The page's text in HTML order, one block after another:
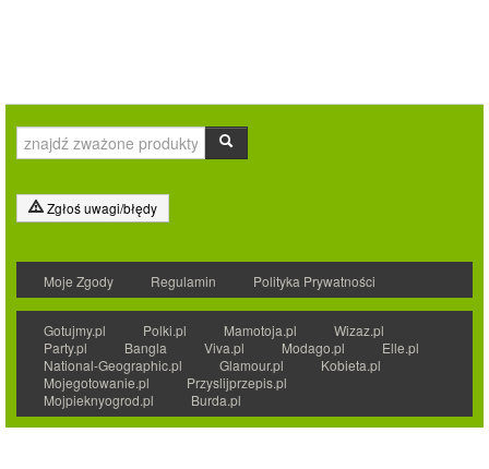
Zgłoś uwagi/błędy
Moje Zgody Regulamin Polityka Prywatności
Gotujmy.pl Polki.pl Mamotoja.pl
Wizaz.pl
Party.pl
Bangla Viva.pl Modago.pl
Elle.pl
National-Geographic.pl
Glamour.pl
Kobieta.pl
Mojegotowanie.pl
Przyslijprzepis.pl
Mojpieknyogrod.pl
Burda.pl